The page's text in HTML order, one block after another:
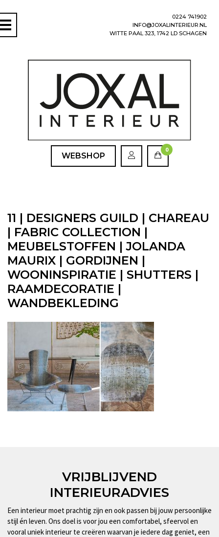
0224 741902
INFO@JOXALINTERIEUR.NL
WITTE PAAL 323, 1742 LD SCHAGEN
WEBSHOP
0
11 | DESIGNERS GUILD | CHAREAU
| FABRIC COLLECTION |
MEUBELSTOFFEN | JOLANDA
MAURIX | GORDIJNEN |
WOONINSPIRATIE | SHUTTERS |
RAAMDECORATIE |
WANDBEKLEDING
VRIJBLIJVEND
INTERIEURADVIES
Een interieur moet prachtig zijn en ook passen bij jouw persoonlijke
stijl én leven. Ons doel is voor jou een comfortabel, sfeervol en
vooral uniek interieur te creëren waarvan je iedere dag geniet, een